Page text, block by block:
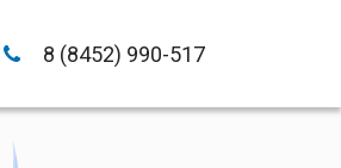
8 (8452) 990-517